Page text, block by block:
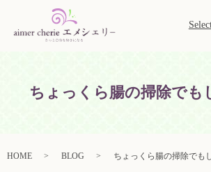
ちょっくら腸の掃除でも
HOME BLOG ちょっくら腸の掃除でも